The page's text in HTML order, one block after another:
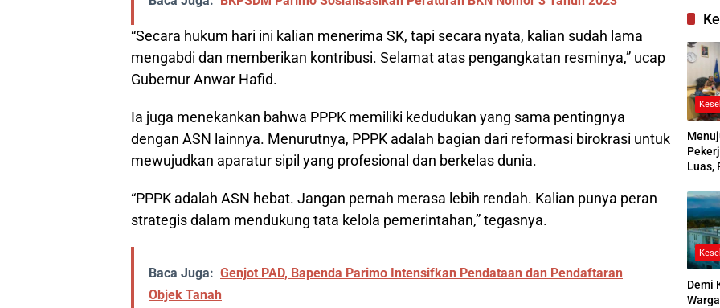
“Secara hukum hari ini kalian menerima SK, tapi secara nyata, kalian sudah lama
mengabdi dan memberikan kontribusi. Selamat atas pengangkatan resminya,” ucap
Gubernur Anwar Hafid.
Ia juga menekankan bahwa PPPK memiliki kedudukan yang sama pentingnya
dengan ASN lainnya. Menurutnya, PPPK adalah bagian dari reformasi birokrasi untuk
mewujudkan aparatur sipil yang profesional dan berkelas dunia.
“PPPK adalah ASN hebat. Jangan pernah merasa lebih rendah. Kalian punya peran
strategis dalam mendukung tata kelola pemerintahan,” tegasnya.
Baca Juga: Genjot PAD, Bapenda Parimo Intensifkan Pendataan dan Pendaftaran
Objek Tanah
Luas,
2026
Demi